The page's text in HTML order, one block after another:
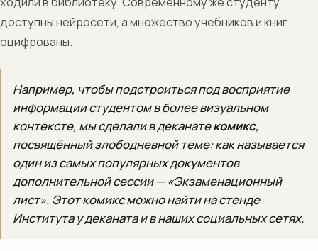
доступны нейросети, а множество учебников и книг
оцифрованы.
Например, чтобы подстроиться под восприятие
информации студентом в более визуальном
контексте, мы сделали в деканатекомикс,
посвящённый злободневной теме: как называется
один из самых популярных документов
дополнительной сессии — «Экзаменационный
лист». Этот комикс можно найти на стенде
Института у деканата и в наших социальных сетях.